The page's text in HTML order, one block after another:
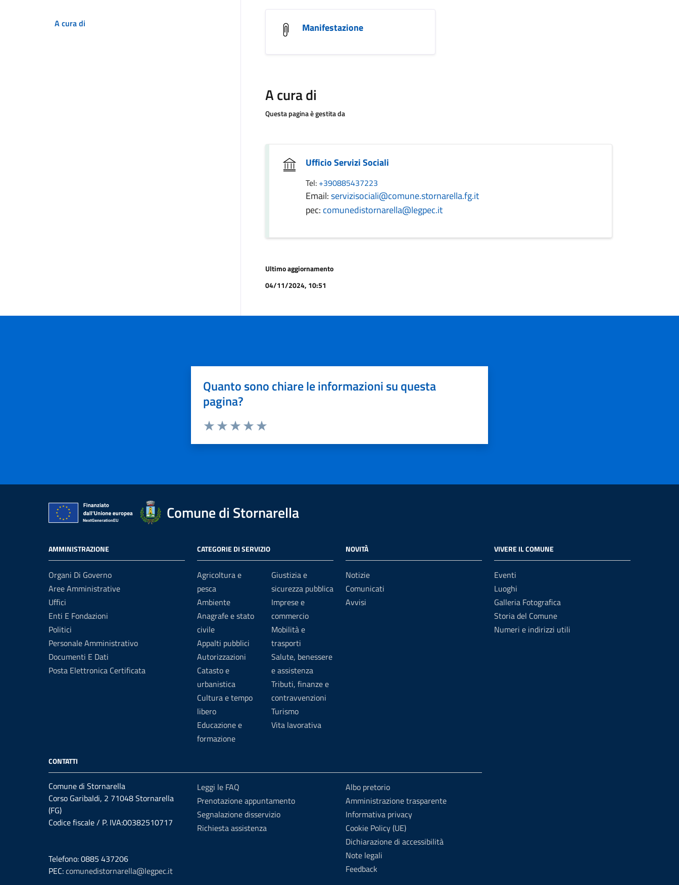
A cura di Manifestazione
A cura di
Questa pagina è gestita da
Ufficio Servizi Sociali
Tel: +390885437223
Email:servizisociali@comune.stornarella.fg.it
pec: comunedistornarella@legpec.it
Ultimo aggiornamento
04/11/2024, 10:51
Quanto sono chiare le informazioni su questa
pagina?
Comune di Stornarella
AMMINISTRAZIONE
Organi Di Governo
Aree Amministrative
Uffici
Enti E Fondazioni
Politici
Personale Amministrativo
Documenti E Dati
Posta Elettronica Certificata
CATEGORIE DI SERVIZIO
Agricoltura e
pesca
Ambiente
Anagrafe e stato
civile
Appalti pubblici
Autorizzazioni
Catasto e
urbanistica
Cultura e tempo
libero
Educazione e
formazione
Giustizia e
sicurezza pubblica
Imprese e
commercio
Mobilità e
trasporti
Salute, benessere
e assistenza
Tributi, finanze e
contravvenzioni
Turismo
Vita lavorativa
NOVITÀ
Notizie
Comunicati
Avvisi
VIVERE IL COMUNE
Eventi
Luoghi
Galleria Fotografica
Storia del Comune
Numeri e indirizzi utili
CONTATTI
Comune di Stornarella
Corso Garibaldi, 2 71048 Stornarella
(FG)
Codice fiscale / P. IVA:00382510717
Telefono: 0885 437206
PEC:comunedistornarella@legpec.it
Leggi le FAQ
Prenotazione appuntamento
Segnalazione disservizio
Richiesta assistenza
Albo pretorio
Amministrazione trasparente
Informativa privacy
Cookie Policy (UE)
Dichiarazione di accessibilità
Note legali
Feedback